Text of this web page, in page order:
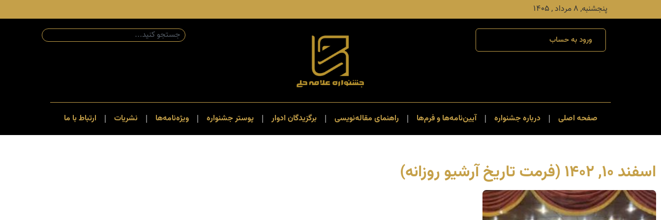
پنجشنبه, ۸ مرداد , ۱۴۰۵
ورود به حساب
صفحه اصلی درباره جشنواره آیین‌نامه‌ها و فرم‌ها راهنمای مقاله‌نویسی برگزیدگان ادوار پوستر جشنواره ویژه‌نامه‌ها نشریات ارتباط با ما
اسفند ۱۰, ۱۴۰۲ (فرمت تاریخ آرشیو روزانه)